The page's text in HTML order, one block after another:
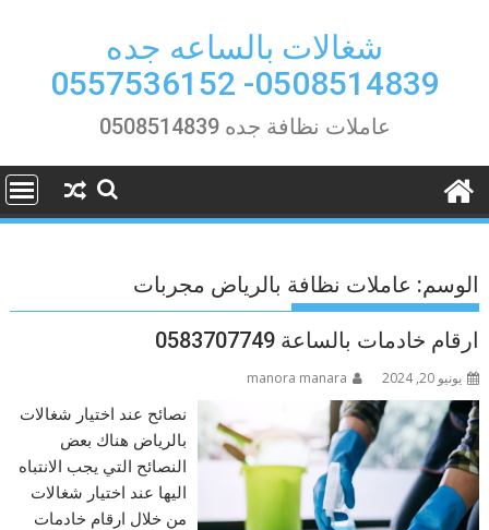
شغالات بالساعه جده
0508514839- 0557536152
عاملات نظافة جده 0508514839
الوسم: عاملات نظافة بالرياض مجربات
ارقام خادمات بالساعة 0583707749
يونيو 20, 2024 manora manara
نصائح عند اختيار شغالات
بالرياض هناك بعض
النصائح التي يجب الانتباه
اليها عند اختيار شغالات
من خلال ارقام خادمات